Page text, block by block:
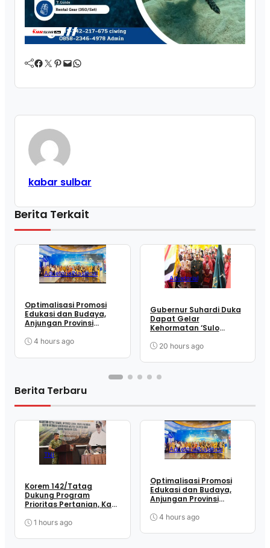
Facebook Twitter Pinterest Mail WhatsApp
kabar sulbar
Berita Terkait
AdvetorialNasional
Optimalisasi Promosi
Edukasi dan Budaya,
Anjungan Provinsi
Kolaborasi Strategis
4 hours ago
Advetorial
Gubernur Suhardi Duka
Dapat Gelar
Kehormatan ‘Sulo
20 hours ago
Berita Terbaru
TNI
Korem 142/Tatag
Dukung Program
Prioritas Pertanian, Kasi
Cetak Sawah, Optimasi
Kekeringan Sulbar
1 hours ago
AdvetorialNasional
Optimalisasi Promosi
Edukasi dan Budaya,
Anjungan Provinsi
Kolaborasi Strategis
4 hours ago